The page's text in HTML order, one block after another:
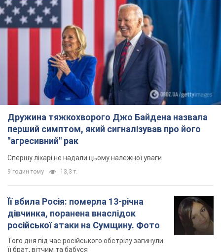
Дружина тяжкохворого Джо Байдена назвала
перший симптом, який сигналізував про його
"агресивний" рак
Спершу лікарі не надали цьому належної уваги
9 годин тому 13,3 т.
Її вбила Росія: померла 13-річна
дівчинка, поранена внаслідок
російської атаки на Сумщину. Фото
Того дня під час російського обстрілу загинули
її брат, вітчим та бабуся